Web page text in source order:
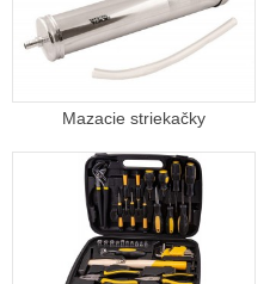
Mazacie striekačky